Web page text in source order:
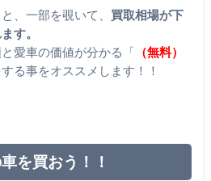
、一部を覗いて、 買取相場が下
す。
愛車の価値が分かる「 （無料）
する事をオススメします！！
を買おう！！